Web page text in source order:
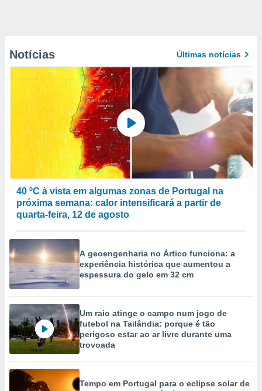
Notícias Últimas notícias
40 ºC à vista em algumas zonas de Portugal na
próxima semana: calor intensificará a partir de
quarta-feira, 12 de agosto
A geoengenharia no Ártico funciona: a
experiência histórica que aumentou a
espessura do gelo em 32 cm
Um raio atinge o campo num jogo de
futebol na Tailândia: porque é tão
perigoso estar ao ar livre durante uma
trovoada
Tempo em Portugal para o eclipse solar de